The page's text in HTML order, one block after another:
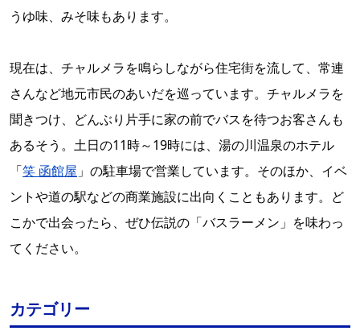
うゆ味、みそ味もあります。
現在は、チャルメラを鳴らしながら住宅街を流して、常連
さんなど地元市民のあいだを巡っています。チャルメラを
聞きつけ、どんぶり片手に家の前でバスを待つお客さんも
あるそう。土日の11時～19時には、湯の川温泉のホテル
「笑 函館屋 」の駐車場で営業しています。そのほか、イベ
ントや道の駅などの商業施設に出向くこともあります。ど
こかで出会ったら、ぜひ伝説の「バスラーメン」を味わっ
てください。
カテゴリー